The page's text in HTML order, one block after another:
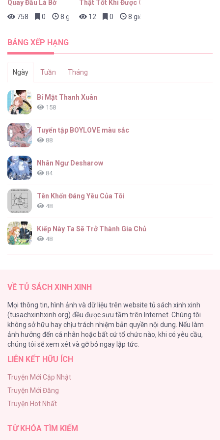
Mồi Nhử [...] – Chap 12
Mồi Nhử [...] – Chap 8
Quay Đầu Là Bờ
758
0 8 giờ trước
Thật Tốt Khi Được Gặp Em
12
0 8 giờ trước
BẢNG XẾP HẠNG
Ngày Tuần Tháng
Bí Mật Thanh Xuân
158
Tuyển tập BOYLOVE màu sắc
88
Nhân Ngư Desharow
84
Tên Khốn Đáng Yêu Của Tôi
48
Kiếp Này Ta Sẽ Trở Thành Gia Chủ
48
44
Cash Or Credit
44
BÌNH MINH CHIA CẮT BÓNG ĐÊM
ONESHOT CHỊCH VỒN CHỊCH VÃ
31
VỀ TỦ SÁCH XINH XINH
Mọi thông tin, hình ảnh và dữ liệu trên website tủ sách xinh xinh
(tusachxinhxinh.org) đều được sưu tầm trên Internet. Chúng tôi
không sở hữu hay chịu trách nhiệm bản quyền nội dung. Nếu làm
ảnh hưởng đến cá nhân hoặc bất cứ tổ chức nào, khi có yêu cầu,
chúng tôi sẽ xem xét và gỡ bỏ ngay lập tức.
LIÊN KẾT HỮU ÍCH
Truyện Mới Cập Nhật
Truyện Mới Đăng
Truyện Hot Nhất
TỪ KHÓA TÌM KIẾM